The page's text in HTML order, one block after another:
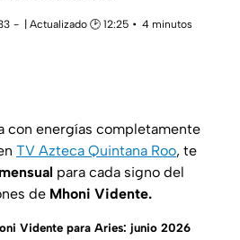
| Actualizado 🕑 12:25
4 minutos
con energías completamente
TV Azteca Quintana Roo, te
para cada signo del
de Mhoni Vidente.
Vidente para Aries: junio 2026